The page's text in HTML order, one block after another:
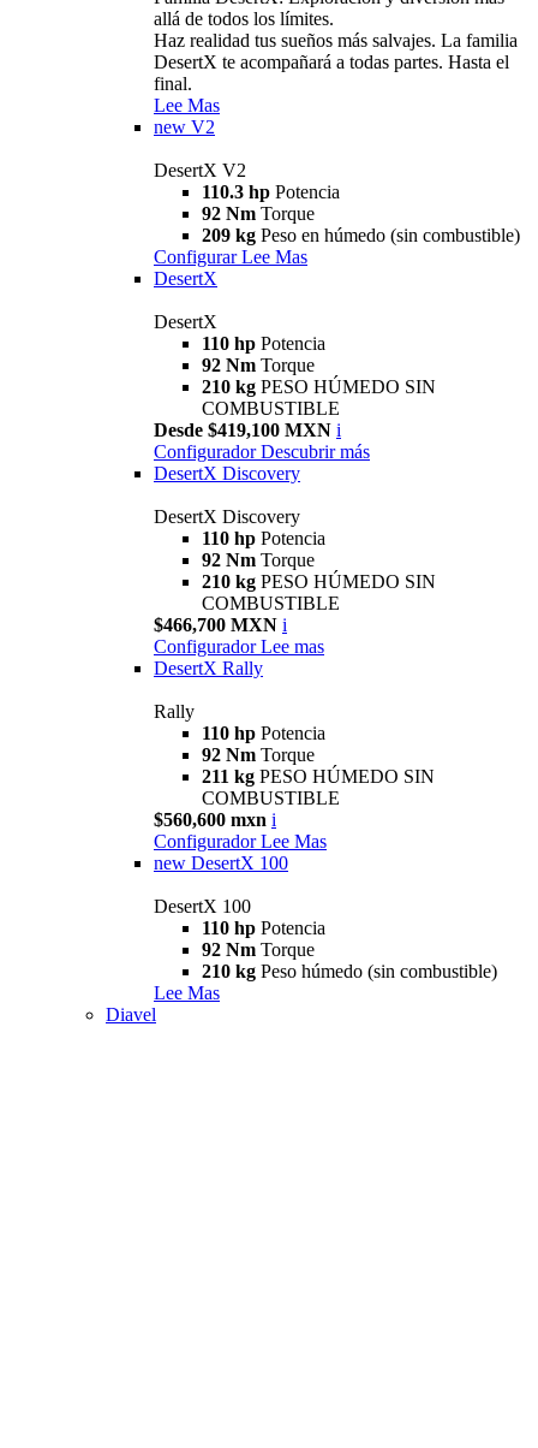
allá de todos los límites.
Haz realidad tus sueños más salvajes. La familia
DesertX te acompañará a todas partes. Hasta el
final.
Lee Mas
new V2
DesertX V2
110.3 hp Potencia
92 Nm Torque
209 kg Peso en húmedo (sin combustible)
Configurar Lee Mas
DesertX
DesertX
110 hp Potencia
92 Nm Torque
210 kg PESO HÚMEDO SIN
COMBUSTIBLE
Desde $419,100 MXN i
Configurador Descubrir más
DesertX Discovery
DesertX Discovery
110 hp Potencia
92 Nm Torque
210 kg PESO HÚMEDO SIN
COMBUSTIBLE
$466,700 MXN i
Configurador Lee mas
DesertX Rally
Rally
110 hp Potencia
92 Nm Torque
211 kg PESO HÚMEDO SIN
COMBUSTIBLE
$560,600 mxn i
Configurador Lee Mas
new DesertX 100
DesertX 100
110 hp Potencia
92 Nm Torque
210 kg Peso húmedo (sin combustible)
Lee Mas
Diavel